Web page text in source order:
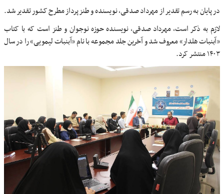
در پایان به رسم تقدیر از مهرداد صدقی، نویسنده و طنز پرداز مطرح کشور تقدیر شد.
لازم به ذکر است، مهرداد صدقی، نویسنده حوزه نوجوان و طنز است که با کتاب
«آبنبات هلدار» معروف شد و آخرین جلد مجموعه با نام «آبنبات لیمویی» را در سال
۱۴۰۳ منتشر کرد.